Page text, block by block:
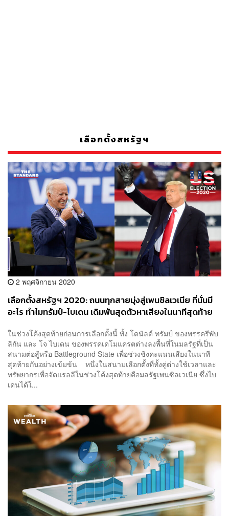
เลือกตั้งสหรัฐฯ
2 พฤศจิกายน 2020
เลือกตั้งสหรัฐฯ 2020: ถนนทุกสายมุ่งสู่เพนซิลเวเนีย ที่นั่นมี
อะไร ทำไมทรัมป์-ไบเดน เดิมพันสุดตัวหาเสียงในนาทีสุดท้าย
ในช่วงโค้งสุดท้ายก่อนการเลือกตั้งนี้ ทั้ง โดนัลด์ ทรัมป์ ของพรรครีพับ
ลิกัน และ โจ ไบเดน ของพรรคเดโมแครตต่างลงพื้นที่ในมลรัฐที่เป็น
สนามต่อสู้หรือ Battleground State เพื่อช่วงชิงคะแนนเสียงในนาที
สุดท้ายกันอย่างเข้มข้น หนึ่งในสนามเลือกตั้งที่ทั้งคู่ต่างใช้เวลาและ
ทรัพยากรเพื่อจัดแรลลีในช่วงโค้งสุดท้ายคือมลรัฐเพนซิลเวเนีย ซึ่งไบ
เดนได้ใ...